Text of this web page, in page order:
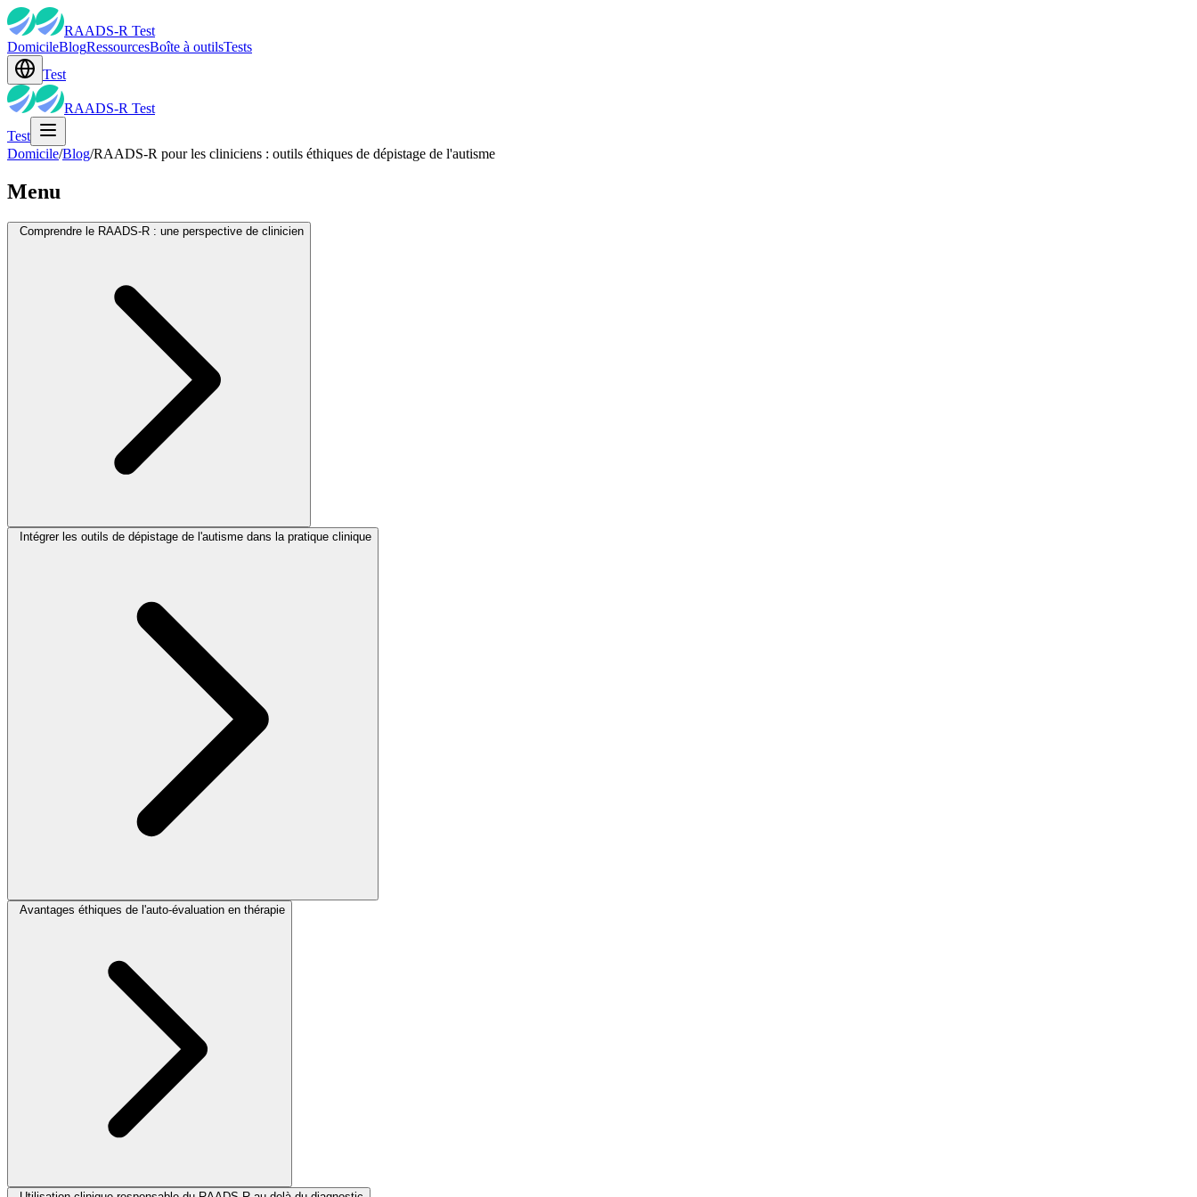
RAADS-R Test
DomicileBlogRessourcesBoîte à outilsTests
Test
RAADS-R Test
Test
Domicile/Blog/RAADS-R pour les cliniciens : outils éthiques de dépistage de l'autisme
Menu
Comprendre le RAADS-R : une perspective de clinicien
Intégrer les outils de dépistage de l'autisme dans la pratique clinique
Avantages éthiques de l'auto-évaluation en thérapie